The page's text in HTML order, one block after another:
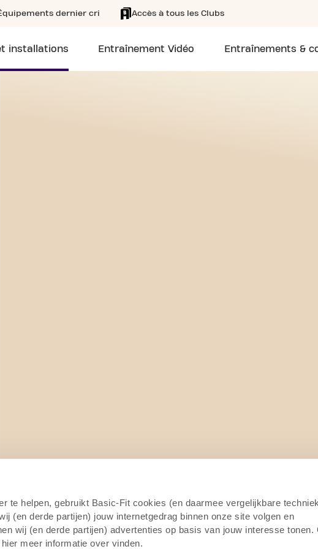
te helpen, gebruikt Basic-Fit cookies (en daarmee vergelijkbare
(en derde partijen) jouw internetgedrag binnen onze site volgen en
wij (en derde partijen) advertenties op basis van jouw interesse tonen.
meer informatie over vinden.
dernier cri Accès à tous les Clubs
installations Entraînement Vidéo Entraînements &